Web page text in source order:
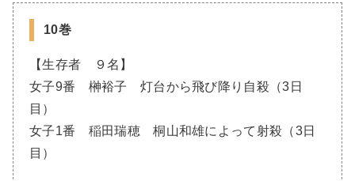
10巻
【生存者 ９名】
女子9番 榊裕子 灯台から飛び降り自殺（3日
目）
女子1番 稲田瑞穂 桐山和雄によって射殺（3日
目）